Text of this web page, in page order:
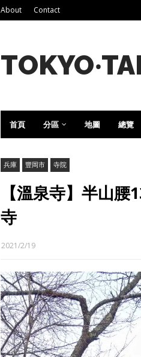
About Contact
首頁 分區 地圖 總覽
兵庫 豐岡市 寺院
【溫泉寺】半山
寺
2021/2/19